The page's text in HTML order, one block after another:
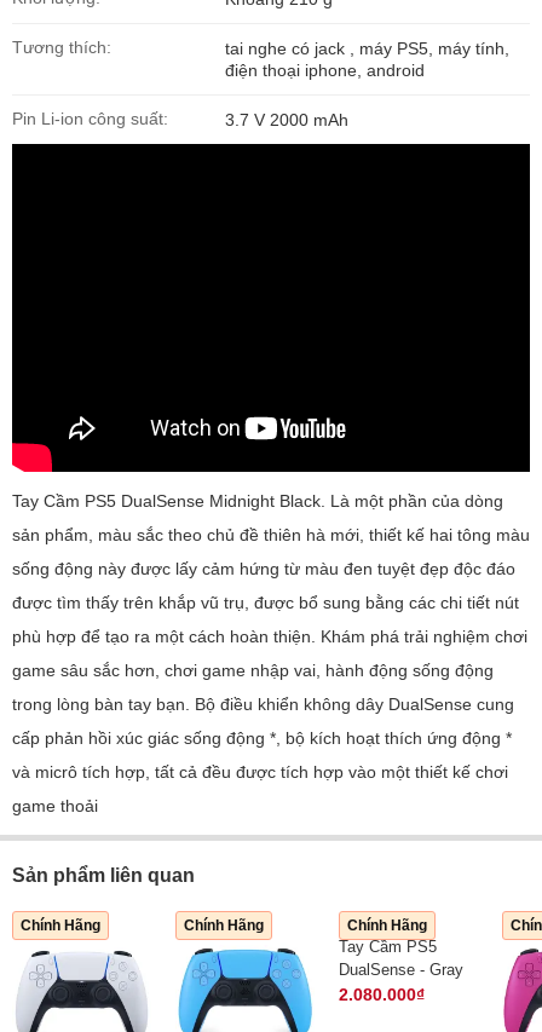
Tương thích:
tai nghe có jack , máy PS5, máy tính,
điện thoại iphone, android
Pin Li-ion công suất: 3.7 V 2000 mAh
Tay Cầm PS5 DualSense Midnight Black. Là một phần của dòng
sản phẩm, màu sắc theo chủ đề thiên hà mới, thiết kế hai tông màu
sống động này được lấy cảm hứng từ màu đen tuyệt đẹp độc đáo
được tìm thấy trên khắp vũ trụ, được bổ sung bằng các chi tiết nút
phù hợp để tạo ra một cách hoàn thiện. Khám phá trải nghiệm chơi
game sâu sắc hơn, chơi game nhập vai, hành động sống động
trong lòng bàn tay bạn. Bộ điều khiển không dây DualSense cung
cấp phản hồi xúc giác sống động *, bộ kích hoạt thích ứng động *
và micrô tích hợp, tất cả đều được tích hợp vào một thiết kế chơi
game thoải
Sản phẩm liên quan
Chính Hãng Chính Hãng Chính Hãng
Tay Cầm PS5
DualSense - Gray
Camouflage - Chính
2.080.000₫